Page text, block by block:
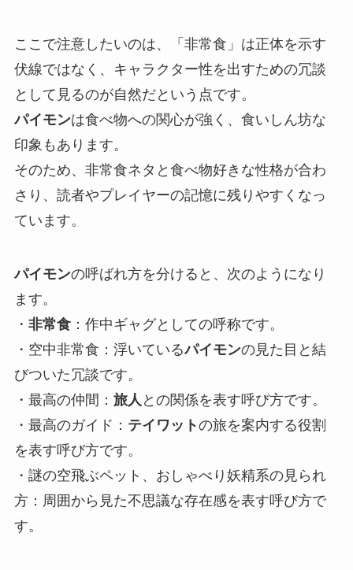
ここで注意したいのは、「非常食」は正体を示す
伏線ではなく、キャラクター性を出すための冗談
として見るのが自然だという点です。
パイモンは食べ物への関心が強く、食いしん坊な
印象もあります。
そのため、非常食ネタと食べ物好きな性格が合わ
さり、読者やプレイヤーの記憶に残りやすくなっ
ています。
パイモンの呼ばれ方を分けると、次のようになり
ます。
・ 非常食：作中ギャグとしての呼称です。
・空中非常食：浮いているパイモンの見た目と結
びついた冗談です。
・最高の仲間： 旅人 との関係を表す呼び方です。
・最高のガイド： テイワットの旅を案内する役割
を表す呼び方です。
・謎の空飛ぶペット、おしゃべり妖精系の見られ
方：周囲から見た不思議な存在感を表す呼び方で
す。